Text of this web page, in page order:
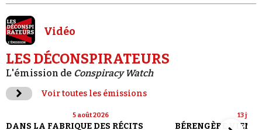
Vidéo
LES DÉCONSPIRATEURS
L'émission de Conspiracy Watch
Voir toutes les émissions
5 août 2026
DANS LA FABRIQUE DES RÉCITS
13
BÉRENGÈRE